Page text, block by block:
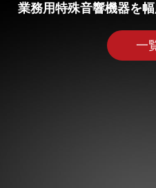
業務用特殊音響機器を
一